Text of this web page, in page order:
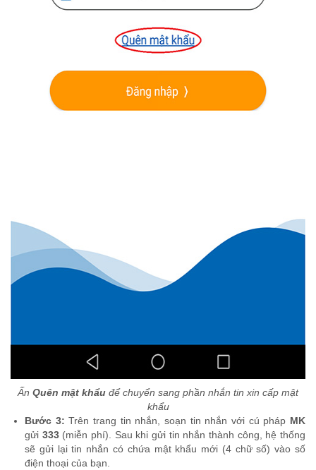
Ấn Quên mật khẩu để chuyển sang phần nhắn tin xin cấp mật
khẩu
Bước 3: Trên trang tin nhắn, soạn tin nhắn với cú pháp MK
gửi 333(miễn phí). Sau khi gửi tin nhắn thành công, hệ thống
sẽ gửi lại tin nhắn có chứa mật khẩu mới (4 chữ số) vào số
điện thoại của bạn.